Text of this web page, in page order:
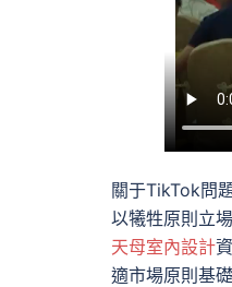
關于TikTok問
以犧牲原則立
天母室內設計
適市場原則基